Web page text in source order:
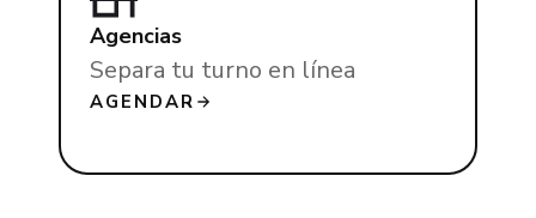
Agencias
Separa tu turno en línea
AGENDAR